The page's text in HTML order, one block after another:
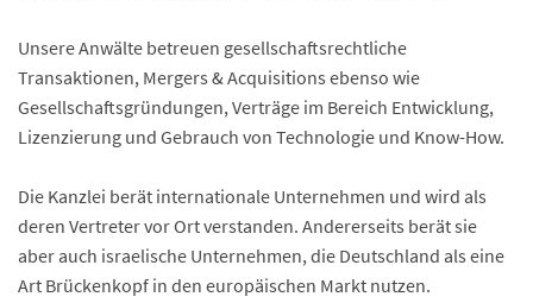
Unsere Anwälte betreuen gesellschaftsrechtliche
Transaktionen, Mergers & Acquisitions ebenso wie
Gesellschaftsgründungen, Verträge im Bereich Entwicklung,
Lizenzierung und Gebrauch von Technologie und Know-How.
Die Kanzlei berät internationale Unternehmen und wird als
deren Vertreter vor Ort verstanden. Andererseits berät sie
aber auch israelische Unternehmen, die Deutschland als eine
Art Brückenkopf in den europäischen Markt nutzen.